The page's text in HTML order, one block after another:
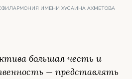
ИМЕНИ ХУСАИНА АХМЕТОВА
большая честь и
— представлять